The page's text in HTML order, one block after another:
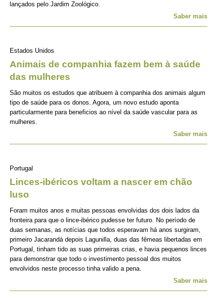
lançados pelo Jardim Zoológico.
Saber mais
Estados Unidos
Animais de companhia fazem bem à saúde
das mulheres
São muitos os estudos que atribuem à companhia dos animais algum
tipo de saúde para os donos. Agora, um novo estudo aponta
particularmente para beneficios ao nível da saúde vascular para as
mulheres.
Saber mais
Portugal
Linces-ibéricos voltam a nascer em chão
luso
Foram muitos anos e muitas pessoas envolvidas dos dois lados da
fronteira para que o lince-ibérico pudesse ter futuro. No período de
duas semanas, as notícias que todos esperavam há anos surgiram,
primeiro Jacarandá depois Lagunilla, duas das fêmeas libertadas em
Portugal, tinham tido as suas primeiras crias, e havia pequenos linces
para demonstrar que todo o investimento pessoal dos muitos
envolvidos neste processo tinha valido a pena.
Saber mais